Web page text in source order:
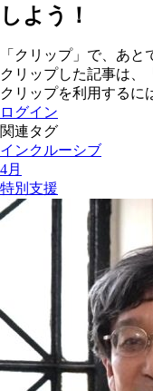
しよう！
「クリップ」で、あと
クリップした記事は、
クリップを利用するに
ログイン
関連タグ
インクルーシブ
4月
特別支援